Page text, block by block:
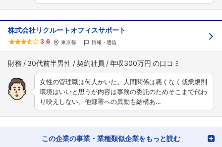
株式会社リクルートオフィスサポート
3.6 東京都 情報・通信
財務 30代前半男性 契約社員 年収300万円
女性の管理職は何人かいた。人間関係は悪くなく就業規則
環境はいいと思うが内容は事務の委託のためそこまで代わ
り映えしない。他部署への異動も結構あ…
この企業の事業・業種類似企業をもっと読む